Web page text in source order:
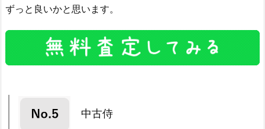
ずっと良いかと思います。
中古侍